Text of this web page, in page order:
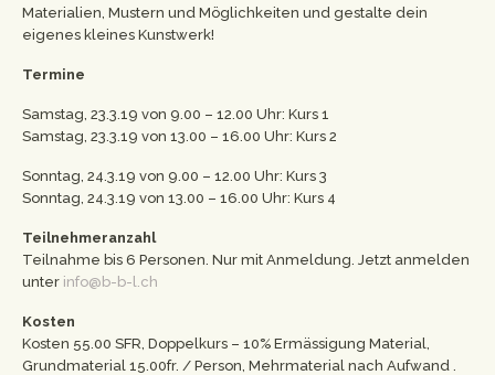
Materialien, Mustern und Möglichkeiten und gestalte dein
eigenes kleines Kunstwerk!
Termine
Samstag, 23.3.19 von 9.00 – 12.00 Uhr: Kurs 1
Samstag, 23.3.19 von 13.00 – 16.00 Uhr: Kurs 2
Sonntag, 24.3.19 von 9.00 – 12.00 Uhr: Kurs 3
Sonntag, 24.3.19 von 13.00 – 16.00 Uhr: Kurs 4
Teilnehmeranzahl
Teilnahme bis 6 Personen. Nur mit Anmeldung. Jetzt anmelden
unter info@b-b-l.ch
Kosten
Kosten 55.00 SFR, Doppelkurs – 10% Ermässigung Material,
Grundmaterial 15.00fr. / Person, Mehrmaterial nach Aufwand .